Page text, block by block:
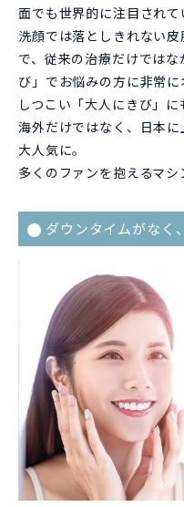
面でも世界的に注目されて
洗顔では落としきれない
で、従来の治療だけでは
び」でお悩みの方に非常に
しつこい「大人にきび」に
海外だけではなく、日本
大人気に。
多くのファンを抱えるマシ
ダウンタイムがなく